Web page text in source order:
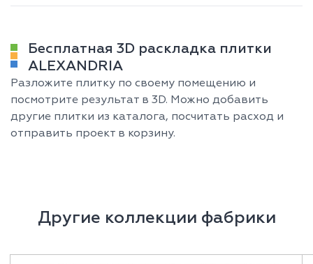
Бесплатная 3D раскладка плитки
ALEXANDRIA
Разложите плитку по своему помещению и
посмотрите результат в 3D. Можно добавить
другие плитки из каталога, посчитать расход и
отправить проект в корзину.
Другие коллекции фабрики